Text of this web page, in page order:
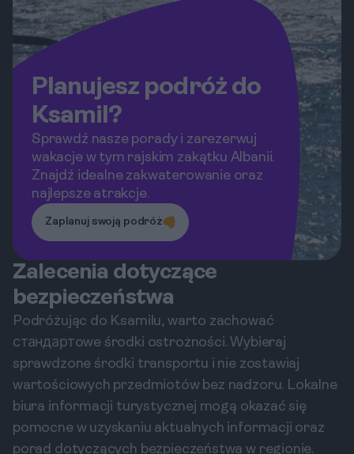
Planujesz podróż do
Ksamil?
Sprawdź nasze porady i zarezerwuj
wakacje w tym rajskim zakątku Albanii.
Znajdź idealne zakwaterowanie oraz
najlepsze atrakcje.
Zaplanuj swoją podróż
Zalecenia dotyczące
bezpieczeństwa
Podróżując do Ksamilu, warto zachować
стандартowe środki ostrożności. Wybieraj
sprawdzone środki transportu i nie zostawiaj
wartościowych przedmiotów bez nadzoru. Lokalne
biura informacji turystycznej mogą okazać się
pomocne w uzyskaniu aktualnych informacji oraz
porad dotyczących bezpieczeństwa w regionie.